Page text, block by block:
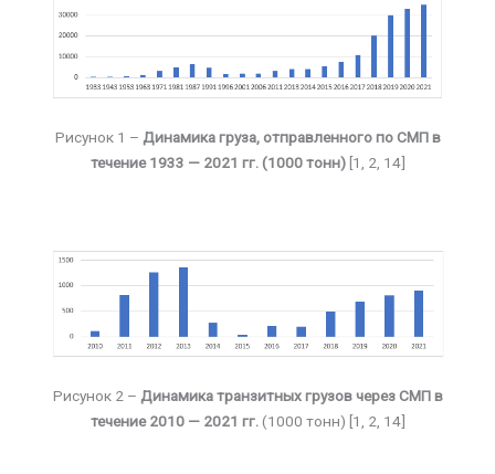
Рисунок 1 – Динамика груза, отправленного по СМП в
течение 1933 — 2021 гг. (1000 тонн)[1, 2, 14]
Рисунок 2 – Динамика транзитных грузов через СМП в
течение 2010 — 2021 гг.(1000 тонн) [1, 2, 14]